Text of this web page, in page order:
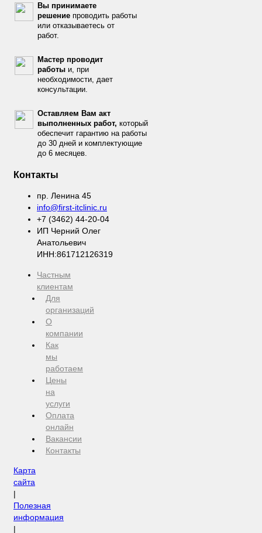
Вы принимаете
решение проводить работы
или отказываетесь от
работ.
Мастер проводит
работы и, при
необходимости, дает
консультации.
Оставляем Вам акт
выполненных работ, который
обеспечит гарантию на работы
до 30 дней и комплектующие
до 6 месяцев.
Контакты
пр. Ленина 45
info@first-itclinic.ru
+7 (3462) 44-20-04
ИП Черний Олег
Анатольевич
ИНН:861712126319
Частным
клиентам
Для
организаций
О
компании
Как
мы
работаем
Цены
на
услуги
Оплата
онлайн
Вакансии
Контакты
Карта
сайта
|
Полезная
информация
|